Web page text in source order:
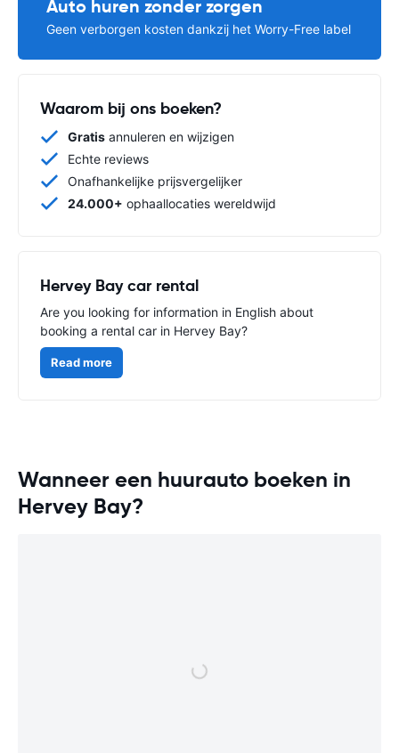
Auto huren zonder zorgen
Geen verborgen kosten dankzij het Worry-Free label
Waarom bij ons boeken?
Gratis annuleren en wijzigen
Echte reviews
Onafhankelijke prijsvergelijker
24.000+ ophaallocaties wereldwijd
Hervey Bay car rental
Are you looking for information in English about
booking a rental car in Hervey Bay?
Read more
Wanneer een huurauto boeken in
Hervey Bay?